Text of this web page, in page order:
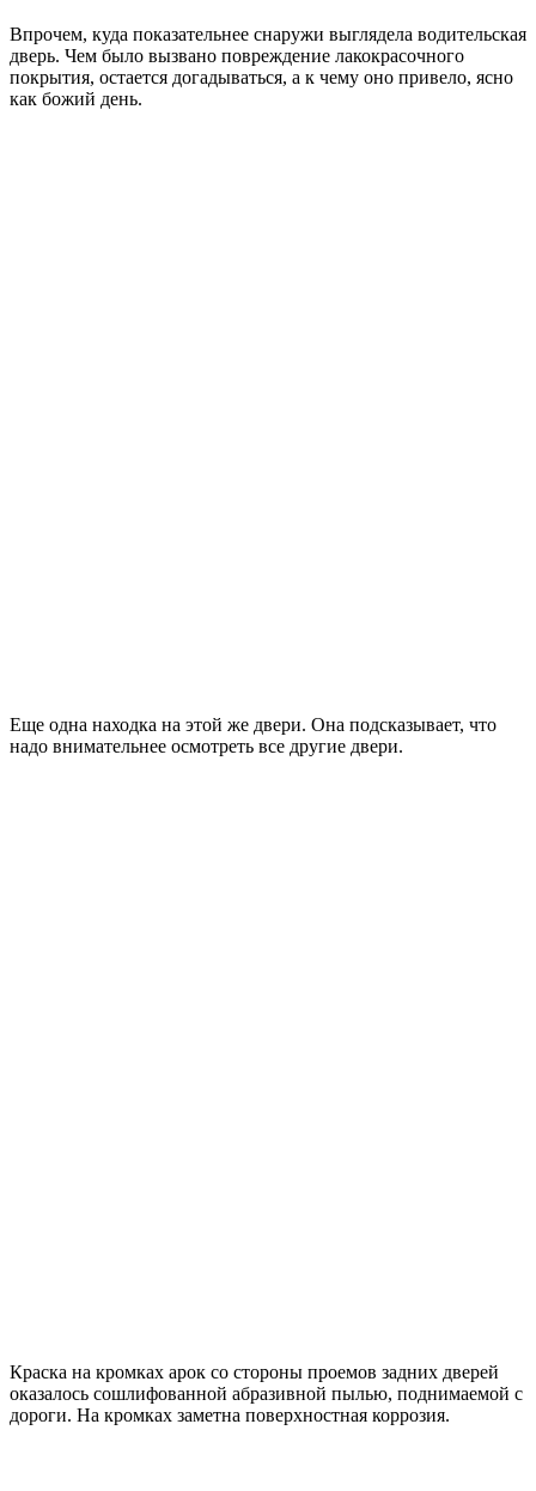
Впрочем, куда показательнее снаружи выглядела водительская
дверь. Чем было вызвано повреждение лакокрасочного
покрытия, остается догадываться, а к чему оно привело, ясно
как божий день.
Еще одна находка на этой же двери. Она подсказывает, что
надо внимательнее осмотреть все другие двери.
Краска на кромках арок со стороны проемов задних дверей
оказалось сошлифованной абразивной пылью, поднимаемой с
дороги. На кромках заметна поверхностная коррозия.